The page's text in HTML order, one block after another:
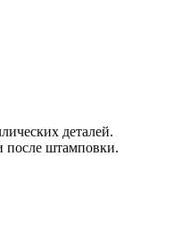
деталей.
после штамповки.